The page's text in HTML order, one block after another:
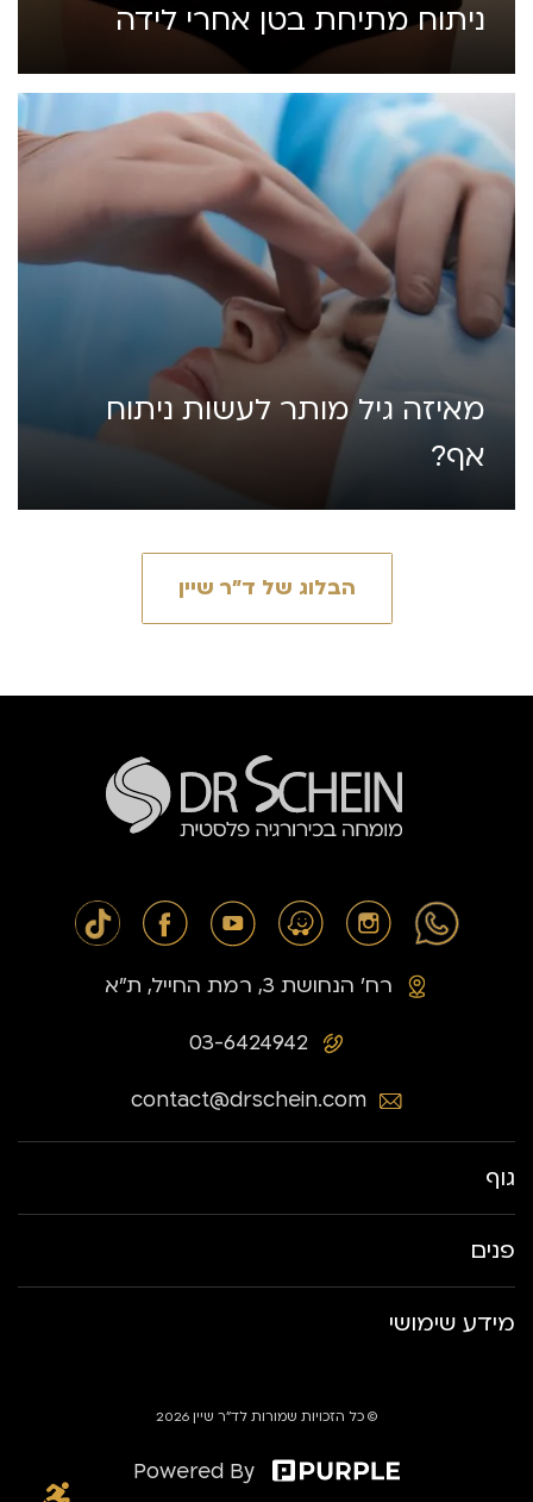
ניתוח מתיחת בטן אחרי לידה
מאיזה גיל מותר לעשות ניתוח
אף?
הבלוג של ד״ר שיין
03-6424942
רח׳ הנחושת 3, רמת החייל, ת״א
contact@drschein.com
גוף
פנים
מידע שימושי
© כל הזכויות שמורות לד״ר שיין 2026
Powered By